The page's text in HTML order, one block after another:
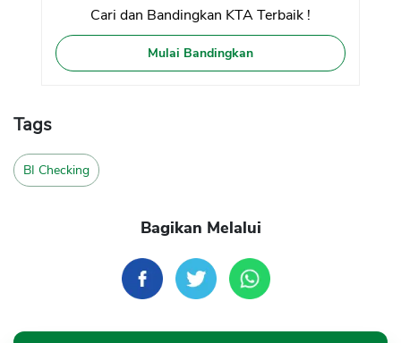
Cari dan Bandingkan KTA Terbaik !
Mulai Bandingkan
Tags
BI Checking
Bagikan Melalui